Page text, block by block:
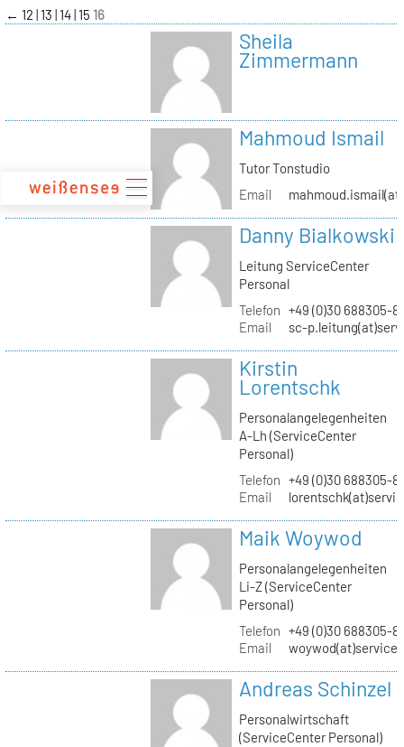
zum
Inhalt
← 12 13 14 15 16
Sheila
Zimmermann
Mahmoud Ismail
Tutor Tonstudio
Email
Danny Bialkowski
Leitung ServiceCenter
Personal
Telefon +49 (0)30 688305-
Email
sc-
Kirstin
Lorentschk
Personalangelegenheiten
A-Lh (ServiceCenter
Personal)
Telefon +49 (0)30 688305-
Email
Maik Woywod
Personalangelegenheiten
Li-Z (ServiceCenter
Personal)
Telefon +49 (0)30 688305-
Email
Andreas Schinzel
Personalwirtschaft
(ServiceCenter Personal)